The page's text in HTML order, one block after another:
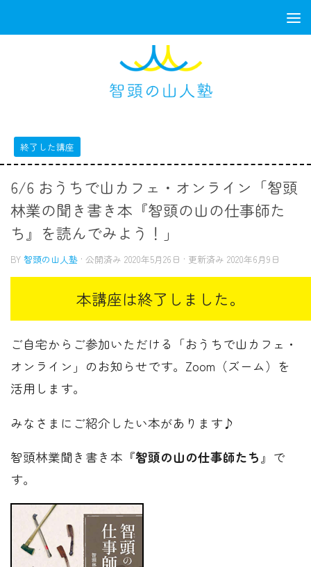
終了した講座
6/6 おうちで山カフェ・オンライン「智頭
林業の聞き書き本『智頭の山の仕事師た
ち』を読んでみよう！」
BY 智頭の山人塾 · 公開済み 2020年5月26日 · 更新済み 2020年6月9日
ご自宅からご参加いただける「おうちで山カフェ・
オンライン」のお知らせです。Zoom（ズーム）を
活用します。
みなさまにご紹介したい本があります♪
智頭林業聞き書き本『智頭の山の仕事師たち』で
す。